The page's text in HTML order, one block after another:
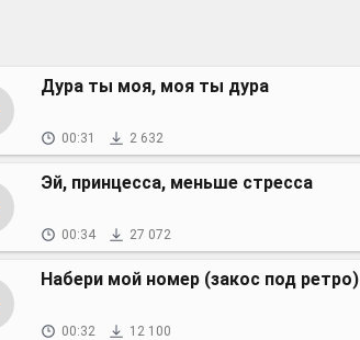
Дура ты моя, моя ты дура
00:31 2 632
Эй, принцесса, меньше стресса
00:34 27 072
Набери мой номер (закос под ретро)
00:32 12 100